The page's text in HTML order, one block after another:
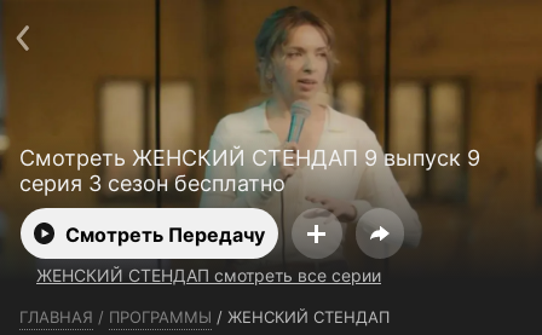
Смотреть ЖЕНСКИЙ СТЕНДАП 9 выпуск 9
серия 3 сезон бесплатно
Смотреть Передачу
ЖЕНСКИЙ СТЕНДАП смотреть все серии
ГЛАВНАЯ / ПРОГРАММЫ / ЖЕНСКИЙ СТЕНДАП
Пользовательское соглашение
Политика конфиденциальности
Открыть приложение